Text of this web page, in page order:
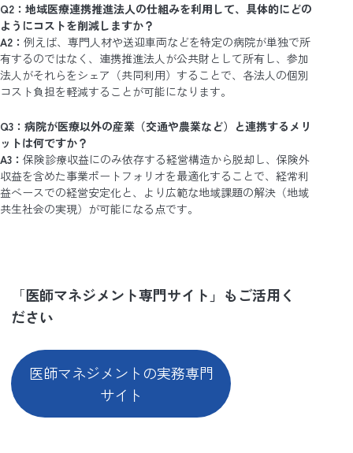
Q2：地域医療連携推進法人の仕組みを利用して、具体的にどの
ようにコストを削減しますか？
A2： 例えば、専門人材や送迎車両などを特定の病院が単独で所
有するのではなく、連携推進法人が公共財として所有し、参加
法人がそれらをシェア（共同利用）することで、各法人の個別
コスト負担を軽減することが可能になります。
Q3：病院が医療以外の産業（交通や農業など）と連携するメリ
ットは何ですか？
A3： 保険診療収益にのみ依存する経営構造から脱却し、保険外
収益を含めた事業ポートフォリオを最適化することで、経常利
益ベースでの経営安定化と、より広範な地域課題の解決（地域
共生社会の実現）が可能になる点です。
「医師マネジメント専門サイト」もご活用く
ださい
医師マネジメントの実務専門
サイト